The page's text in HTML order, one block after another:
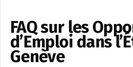
FAQ sur les
d’Emploi dans
Genève